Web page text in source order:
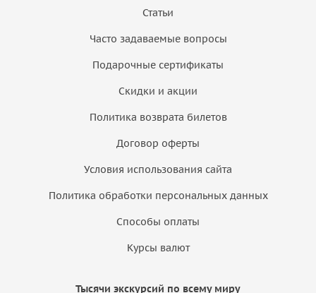
Статьи
Часто задаваемые вопросы
Подарочные сертификаты
Скидки и акции
Политика возврата билетов
Договор оферты
Условия использования сайта
Политика обработки персональных данных
Способы оплаты
Курсы валют
Тысячи экскурсий по всему миру